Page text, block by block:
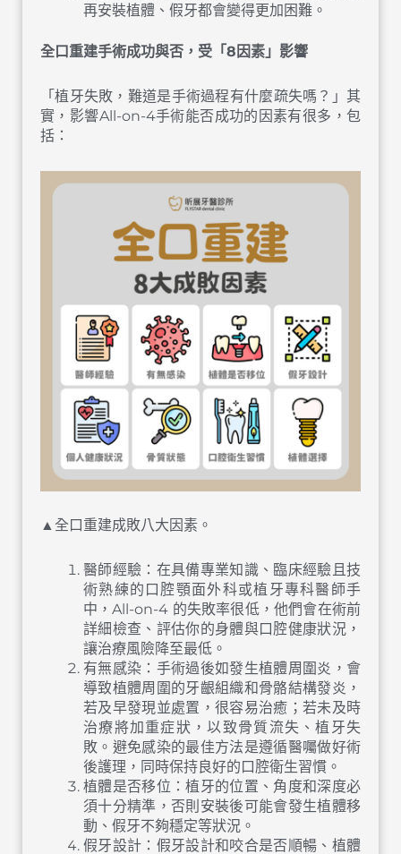
再安裝植體、假牙都會變得更加困難。
全口重建手術成功與否，受「8因素」影響
「植牙失敗，難道是手術過程有什麼疏失嗎？」其
實，影響All-on-4手術能否成功的因素有很多，包
括：
▲全口重建成敗八大因素。
醫師經驗：在具備專業知識、臨床經驗且技
術熟練的口腔顎面外科或植牙專科醫師手
中，All-on-4 的失敗率很低，他們會在術前
詳細檢查、評估你的身體與口腔健康狀況，
讓治療風險降至最低。
有無感染：手術過後如發生植體周圍炎，會
導致植體周圍的牙齦組織和骨骼結構發炎，
若及早發現並處置，很容易治癒；若未及時
治療將加重症狀，以致骨質流失、植牙失
敗。避免感染的最佳方法是遵循醫囑做好術
後護理，同時保持良好的口腔衛生習慣。
植體是否移位：植牙的位置、角度和深度必
須十分精準，否則安裝後可能會發生植體移
動、假牙不夠穩定等狀況。
假牙設計：假牙設計和咬合是否順暢、植體